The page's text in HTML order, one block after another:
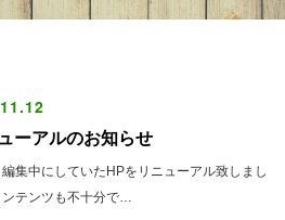
ーアルのお知らせ
集中にしていたHPをリニューアル致しまし
ンテンツも不十分で…